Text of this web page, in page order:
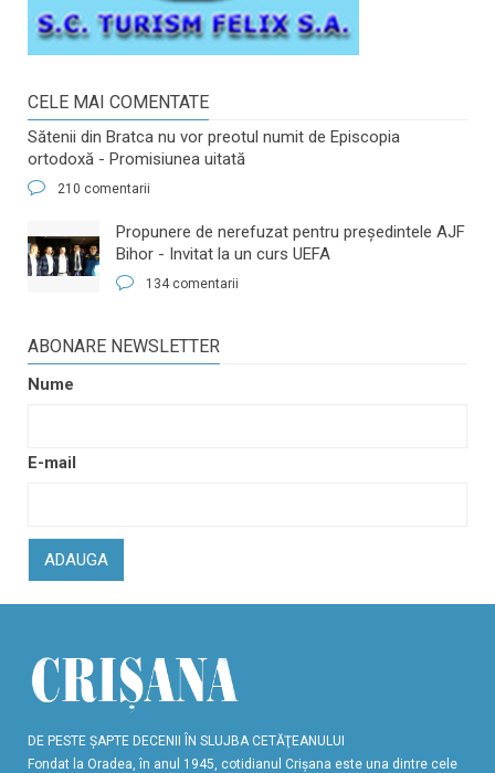
CELE MAI COMENTATE
Sătenii din Bratca nu vor preotul numit de Episcopia
ortodoxă - Promisiunea uitată
210 comentarii
​Propunere de nerefuzat pentru preşedintele AJF
Bihor - Invitat la un curs UEFA
134 comentarii
ABONARE NEWSLETTER
Nume
E-mail
ADAUGA
DE PESTE ŞAPTE DECENII ÎN SLUJBA CETĂŢEANULUI
Fondat la Oradea, în anul 1945, cotidianul Crişana este una dintre cele